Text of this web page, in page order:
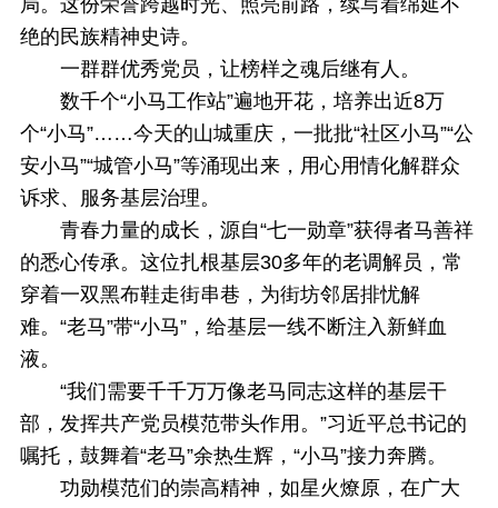
局。这份荣誉跨越时光、照亮前路，续写着绵延不
绝的民族精神史诗。
一群群优秀党员，让榜样之魂后继有人。
数千个“小马工作站”遍地开花，培养出近8万
个“小马”……今天的山城重庆，一批批“社区小马”“公
安小马”“城管小马”等涌现出来，用心用情化解群众
诉求、服务基层治理。
青春力量的成长，源自“七一勋章”获得者马善祥
的悉心传承。这位扎根基层30多年的老调解员，常
穿着一双黑布鞋走街串巷，为街坊邻居排忧解
难。“老马”带“小马”，给基层一线不断注入新鲜血
液。
“我们需要千千万万像老马同志这样的基层干
部，发挥共产党员模范带头作用。”习近平总书记的
嘱托，鼓舞着“老马”余热生辉，“小马”接力奔腾。
功勋模范们的崇高精神，如星火燎原，在广大